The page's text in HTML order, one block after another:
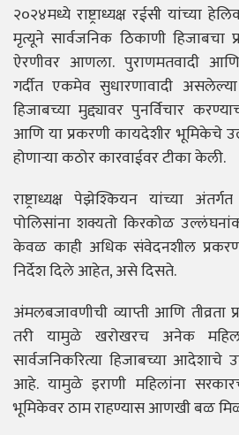
२०२४मध्ये राष्ट्राध्यक्ष रईसी यांच्या
मृत्यूने सार्वजनिक ठिकाणी हिजाबचा
ऐरणीवर आणला. पुराणमतवादी आणि
गर्दीत एकमेव सुधारणावादी
हिजाबच्या मुद्द्यावर पुनर्विचार
आणि या प्रकरणी कायदेशीर भूमिकेचे
होणाऱ्या कठोर कारवाईवर टीका केली.
राष्ट्राध्यक्ष पेझेश्कियन यांच्या
पोलिसांना शक्यतो किरकोळ
केवळ काही अधिक संवेदनशील
निर्देश दिले आहेत, असे दिसते.
अंमलबजावणीची व्याप्ती आणि
तरी यामुळे खरोखरच अनेक
सार्वजनिकरित्या हिजाबच्या
आहे. यामुळे इराणी महिलांना
भूमिकेवर ठाम राहण्यास आणखी बळ